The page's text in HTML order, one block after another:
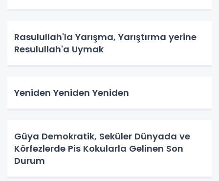
Rasulullah'la Yarışma, Yarıştırma yerine
Resulullah'a Uymak
Yeniden Yeniden Yeniden
Güya Demokratik, Seküler Dünyada ve
Körfezlerde Pis Kokularla Gelinen Son
Durum